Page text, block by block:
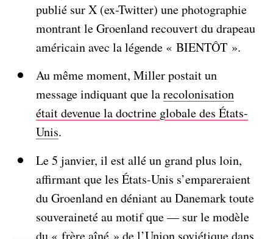
publié sur X (ex-Twitter) une photographie
montrant le Groenland recouvert du drapeau
américain avec la légende « BIENTÔT ».
Au même moment, Miller postait un
message indiquant que larecolonisation
était devenue la doctrine globale des États-
Unis.
Le 5 janvier, il est allé un grand plus loin,
affirmant que les États-Unis s’empareraient
du Groenland en déniant au Danemark toute
souveraineté au motif que — sur le modèle